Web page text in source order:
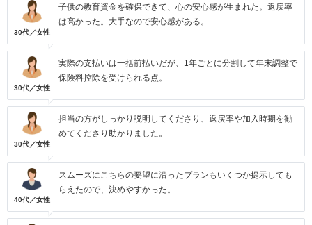
30代／女性
子供の教育資金を確保できて、心の安心感が生まれた。返戻率
は高かった。大手なので安心感がある。
30代／女性
実際の支払いは一括前払いだが、1年ごとに分割して年末調整で
保険料控除を受けられる点。
30代／女性
担当の方がしっかり説明してくださり、返戻率や加入時期を勧
めてくださり助かりました。
40代／女性
スムーズにこちらの要望に沿ったプランもいくつか提示しても
らえたので、決めやすかった。